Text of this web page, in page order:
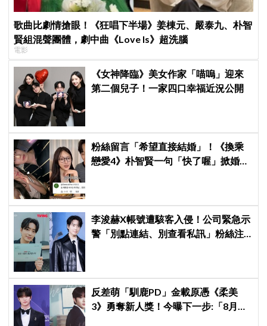
歌曲比劇情搶眼！《狂唱下半場》姜棟元、嚴泰九、朴智
賢組混聲團體，劇中曲《Love Is》超洗腦
電影
《女神降臨》美女作家「喵嗚」迎來
第二個兒子！一家四口幸福近況公開
粉絲留言「希望直接結婚」！《換乘
戀愛4》朴智賢一句「快了喔」掀婚訊
李浚赫X帳號遭駭客入侵！公司緊急示
警「別點連結、別查看私訊」粉絲注
反差萌「馴鹿PD」金載原憑《柔美
3》勇奪新人獎！今曝下一步:「8月底